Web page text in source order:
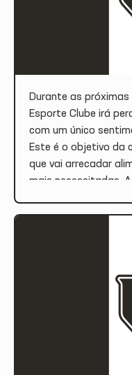
Durante as próximas
Esporte Clube irá
com um único
Este é o objetivo da
que vai arrecadar
mais necessitadas.
próxima quarta-feira